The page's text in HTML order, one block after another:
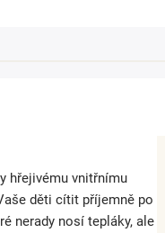
hřejivému vnitřnímu
děti cítit příjemně po
nerady nosí tepláky, ale